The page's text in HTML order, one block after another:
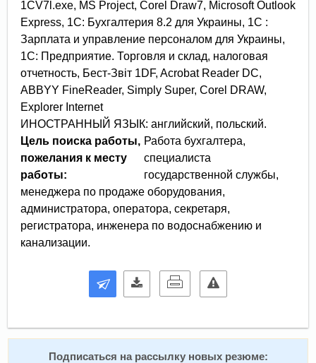
1CV7l.exe, MS Project, Corel Draw7, Microsoft Outlook
Express, 1С: Бухгалтерия 8.2 для Украины, 1С :
Зарплата и управление персоналом для Украины,
1С: Предприятие. Торговля и склад, налоговая
отчетность, Бест-Звіт 1DF, Acrobat Reader DC,
ABBYY FineReader, Simply Super, Corel DRAW,
Explorer Internet
Цель поиска работы,
пожелания к месту
работы:
Работа бухгалтера,
специалиста
государственной службы,
менеджера по продаже оборудования,
администратора, оператора, секретаря,
регистратора, инженера по водоснабжению и
канализации.
Подписаться на рассылку новых резюме: